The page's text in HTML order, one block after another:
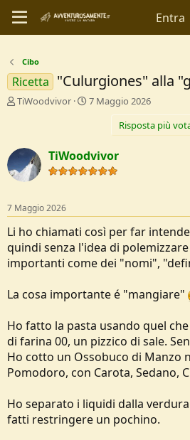
Entra
Cibo
Ricetta "Culurgiones" alla
C
t
o
r
D
i
s
u
s
i
e
TiWoodvivor
D
d
i
I
z
i
o
7 Maggio 2026
Risposta più
TiWoodvivor
7 Maggio 2026
Li ho chiamati così per far
quindi senza l'idea di
importanti come dei "nomi",
La cosa importante é "mangiare"
Ho fatto la pasta usando quel
di farina 00, un pizzico di sale.
Ho cotto un Ossobuco di Manzo
Pomodoro, con Carota, Sedano,
Ho separato i liquidi dalla
fatti restringere un pochino.